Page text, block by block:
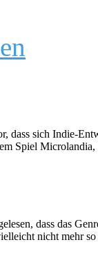
dass sich Indie-
Spiel
dass das
nicht mehr so